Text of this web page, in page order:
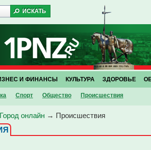
Спорт Общество Проиcшествия
И ФИНАНСЫ КУЛЬТУРА ЗДОРОВЬЕ
Город онлайн → Проиcшествия